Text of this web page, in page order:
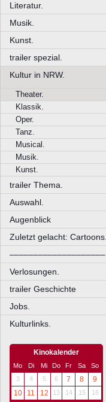
Literatur.
Musik.
Kunst.
trailer spezial.
Kultur in NRW.
Theater.
Klassik.
Oper.
Tanz.
Musical.
Musik.
Kunst.
trailer Thema.
Auswahl.
Augenblick
Zuletzt gelacht: Cartoons.
––––––––––––––––––––
Verlosungen.
trailer Geschichte
Jobs.
Kulturlinks.
Kinokalender
Mo Di Mi Do Fr Sa
So
3
4 5 6 7 8
9
10
11 12 13 14 15 16